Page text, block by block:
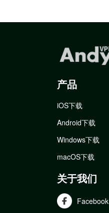
产品
iOS下载
Android下载
Windows下载
macOS下载
关于我们
Facebook